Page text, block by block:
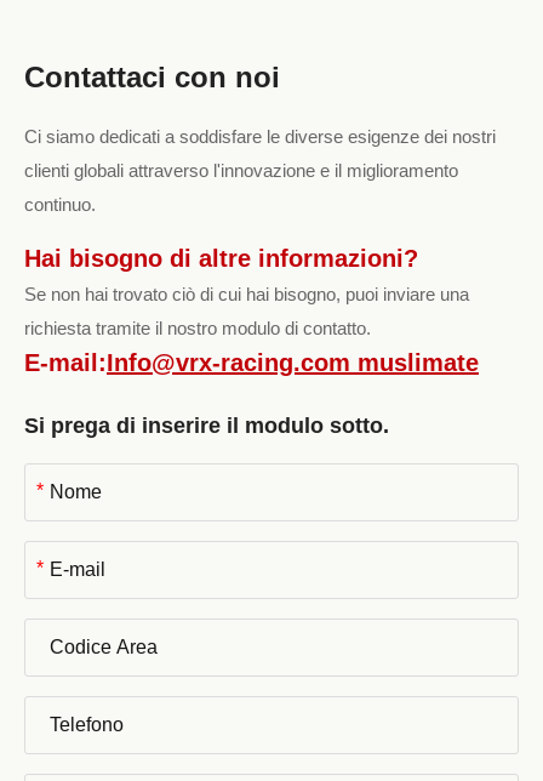
Contattaci con noi
Ci siamo dedicati a soddisfare le diverse esigenze dei nostri
clienti globali attraverso l'innovazione e il miglioramento
continuo.
Hai bisogno di altre informazioni?
Se non hai trovato ciò di cui hai bisogno, puoi inviare una
richiesta tramite il nostro modulo di contatto.
E-mail:Info@vrx-racing.com muslimate
Si prega di inserire il modulo sotto.
*
*